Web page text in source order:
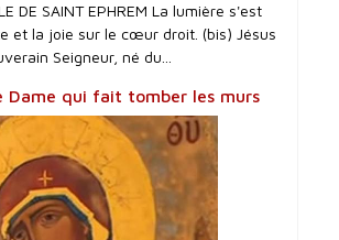
DE SAINT EPHREM La lumière s'est
et la joie sur le cœur droit. (bis) Jésus
Seigneur, né du...
Dame qui fait tomber les murs